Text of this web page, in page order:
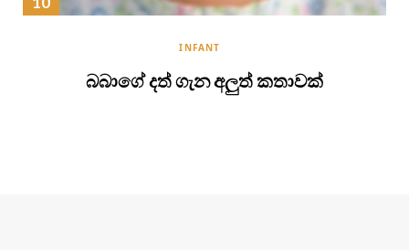
INFANT
බබාගේ දත් ගැන අලුත් කතාවක්